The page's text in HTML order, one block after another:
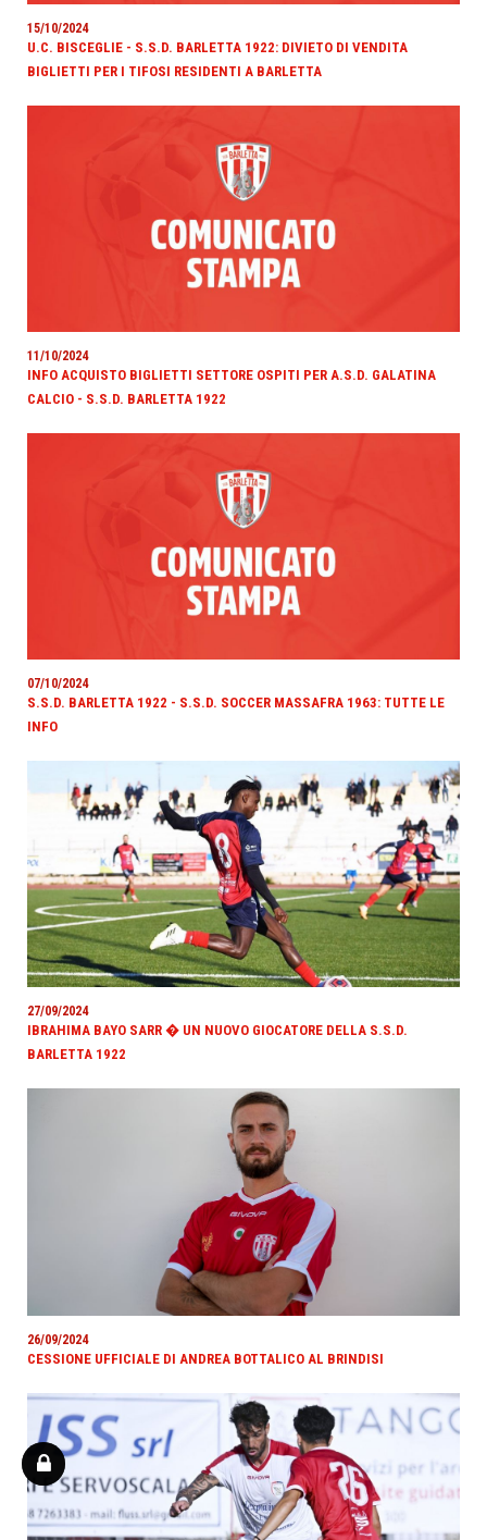
15/10/2024
U.C. BISCEGLIE - S.S.D. BARLETTA 1922: DIVIETO DI VENDITA
BIGLIETTI PER I TIFOSI RESIDENTI A BARLETTA
11/10/2024
INFO ACQUISTO BIGLIETTI SETTORE OSPITI PER A.S.D. GALATINA
CALCIO - S.S.D. BARLETTA 1922
07/10/2024
S.S.D. BARLETTA 1922 - S.S.D. SOCCER MASSAFRA 1963: TUTTE LE
INFO
27/09/2024
IBRAHIMA BAYO SARR � UN NUOVO GIOCATORE DELLA S.S.D.
BARLETTA 1922
26/09/2024
CESSIONE UFFICIALE DI ANDREA BOTTALICO AL BRINDISI